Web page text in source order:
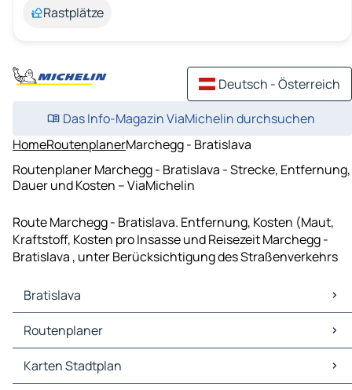
Rastplätze
Deutsch - Österreich
Das Info-Magazin ViaMichelin durchsuchen
HomeRoutenplanerMarchegg - Bratislava
Routenplaner Marchegg - Bratislava - Strecke, Entfernung,
Dauer und Kosten – ViaMichelin
Route Marchegg - Bratislava. Entfernung, Kosten (Maut,
Kraftstoff, Kosten pro Insasse und Reisezeit Marchegg -
Bratislava , unter Berücksichtigung des Straßenverkehrs
Bratislava
Bratislava Karten Stadtplan
Bratislava Verkehr
Bratislava Hotels
Bratislava Restaurants
Routenplaner
Routenplaner Bratislava - Wien
Routenplaner Bratislava - Budapest
Karten Stadtplan